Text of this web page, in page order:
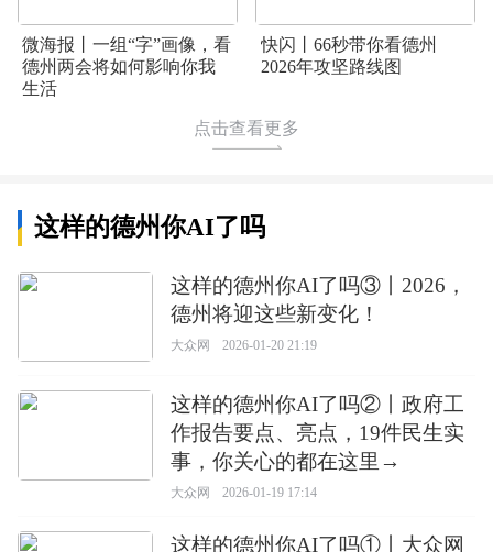
微海报丨一组“字”画像，看
德州两会将如何影响你我
生活
快闪丨66秒带你看德州
2026年攻坚路线图
点击查看更多
这样的德州你AI了吗
这样的德州你AI了吗③丨2026，
德州将迎这些新变化！
大众网 2026-01-20 21:19
这样的德州你AI了吗②丨政府工
作报告要点、亮点，19件民生实
事，你关心的都在这里→
大众网 2026-01-19 17:14
这样的德州你AI了吗①丨大众网